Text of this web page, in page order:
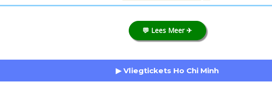
💬 Lees Meer ✈
▶ Vliegtickets Ho Chi Minh